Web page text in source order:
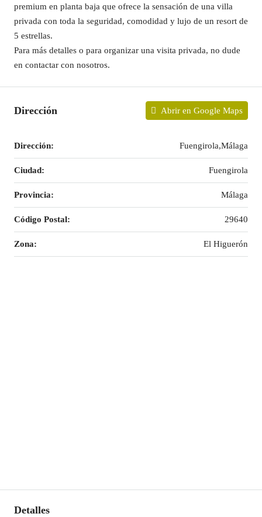
premium en planta baja que ofrece la sensación de una villa
privada con toda la seguridad, comodidad y lujo de un resort de
5 estrellas.
Para más detalles o para organizar una visita privada, no dude
en contactar con nosotros.
Dirección Abrir en Google Maps
Dirección: Fuengirola,Málaga
Ciudad: Fuengirola
Provincia: Málaga
Código Postal: 29640
Zona: El Higuerón
Detalles